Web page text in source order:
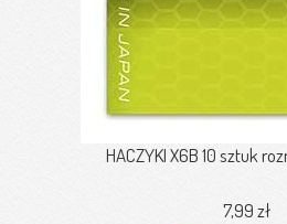
HACZYKI X6B 10 sztuk
7,99 zł